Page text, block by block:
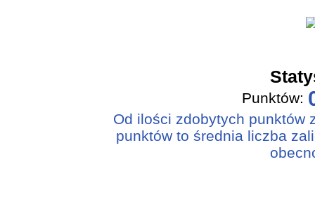
Punktów:
Od ilości zdobytych punktów
punktów to średnia liczba